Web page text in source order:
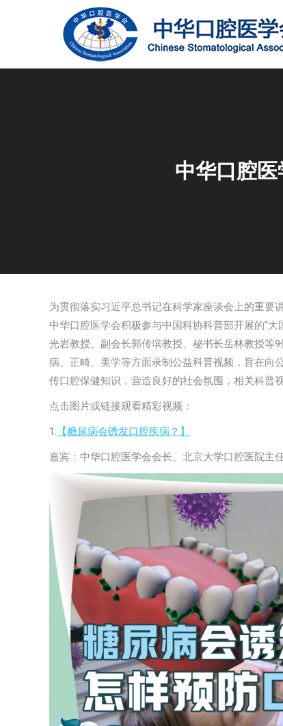
中华口腔
为贯彻落实习近平总书记在科学家座谈会上的重要
中华口腔医学会积极参与中国科协科普部开展的“
光岩教授、副会长郭传瑸教授、秘书长岳林教授等
病、正畸、美学等方面录制公益科普视频，旨在向
传口腔保健知识，营造良好的社会氛围，相关科普
点击图片或链接观看精彩视频：
1. 【糖尿病会诱发口腔疾病？】
嘉宾：中华口腔医学会会长、北京大学口腔医院主